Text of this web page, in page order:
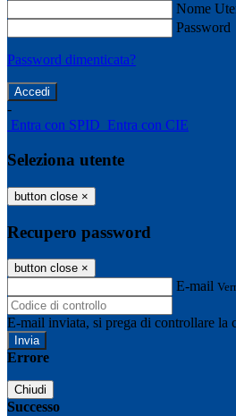
Nome
Password
Password dimenticata?
-
Entra con SPID Entra con CIE
Seleziona utente
button close ×
Recupero password
button close ×
E-mail
E-mail inviata, si prega di controllare la
Errore
Chiudi
Successo